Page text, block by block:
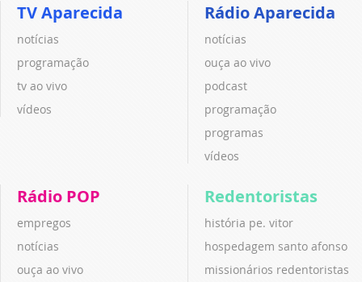
TV Aparecida
notícias
programação
tv ao vivo
vídeos
Rádio Aparecida
notícias
ouça ao vivo
podcast
programação
programas
vídeos
Rádio POP
empregos
notícias
ouça ao vivo
Redentoristas
história pe. vitor
hospedagem santo afonso
missionários redentoristas